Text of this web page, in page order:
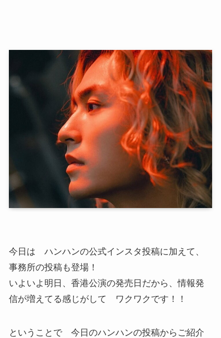
今日は ハンハンの公式インスタ投稿に加えて、
事務所の投稿も登場！
いよいよ明日、香港公演の発売日だから、情報発
信が増えてる感じがして ワクワクです！！
ということで 今日のハンハンの投稿からご紹介